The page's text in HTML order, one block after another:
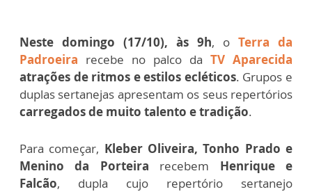
Neste domingo (17/10), às 9h, o Terra da
Padroeira recebe no palco da TV Aparecida
atrações de ritmos e estilos ecléticos. Grupos e
duplas sertanejas apresentam os seus repertórios
carregados de muito talento e tradição.
Para começar, Kleber Oliveira, Tonho Prado e
Menino da Porteira recebem Henrique e
Falcão, dupla cujo repertório sertanejo